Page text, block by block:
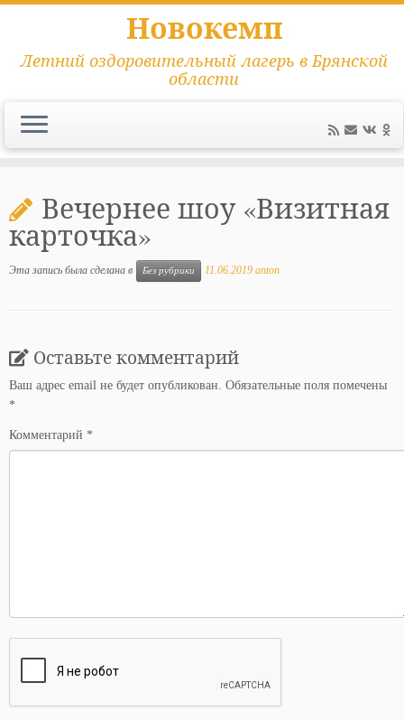
содержимому
Новокемп
Летний оздоровительный лагерь в Брянской
области
Вечернее шоу «Визитная
карточка»
Эта запись была сделана в Без рубрики 11.06.2019 anton
Оставьте комментарий
Ваш адрес email не будет опубликован. Обязательные поля помечены
*
Комментарий *